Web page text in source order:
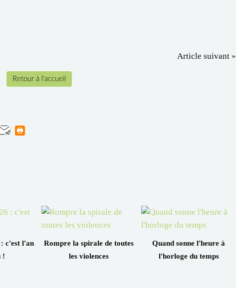
Article suivant »
Retour à l'accueil
c'est l'an
!
Rompre la spirale de toutes
les violences
Quand sonne l'heure à
l'horloge du temps